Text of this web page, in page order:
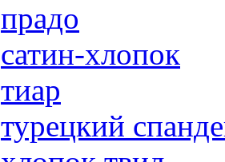
прадо
сатин-хлопок
тиар
турецкий